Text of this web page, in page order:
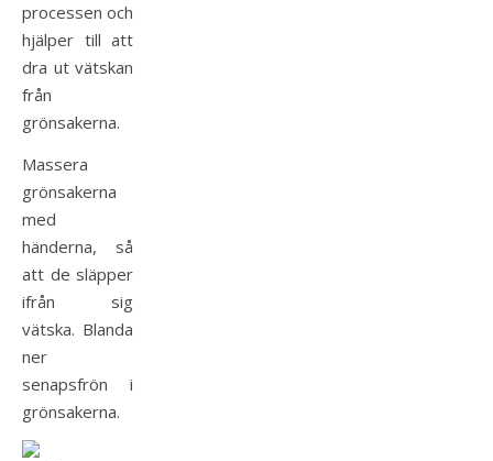
processen och
hjälper till att
dra ut vätskan
från
grönsakerna.
Massera
grönsakerna
med
händerna, så
att de släpper
ifrån sig
vätska. Blanda
ner
senapsfrön i
grönsakerna.